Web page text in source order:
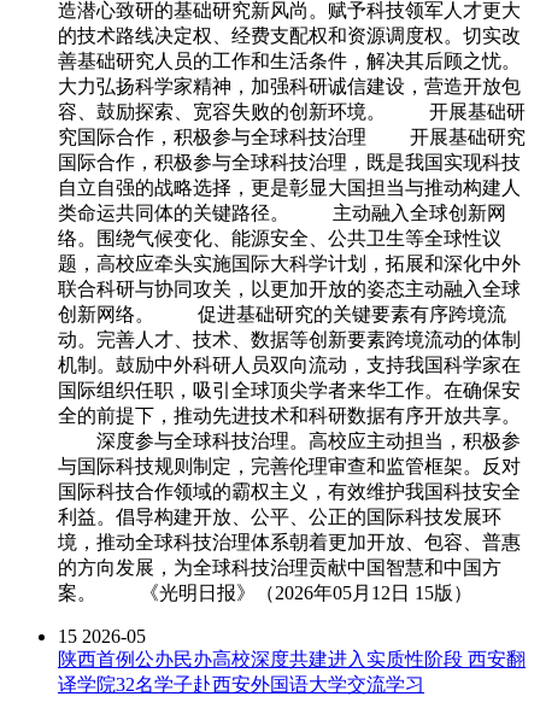
造潜心致研的基础研究新风尚。赋予科技领军人才更大
的技术路线决定权、经费支配权和资源调度权。切实改
善基础研究人员的工作和生活条件，解决其后顾之忧。
大力弘扬科学家精神，加强科研诚信建设，营造开放包
容、鼓励探索、宽容失败的创新环境。 开展基础研
究国际合作，积极参与全球科技治理 开展基础研究
国际合作，积极参与全球科技治理，既是我国实现科技
自立自强的战略选择，更是彰显大国担当与推动构建人
类命运共同体的关键路径。 主动融入全球创新网
络。围绕气候变化、能源安全、公共卫生等全球性议
题，高校应牵头实施国际大科学计划，拓展和深化中外
联合科研与协同攻关，以更加开放的姿态主动融入全球
创新网络。 促进基础研究的关键要素有序跨境流
动。完善人才、技术、数据等创新要素跨境流动的体制
机制。鼓励中外科研人员双向流动，支持我国科学家在
国际组织任职，吸引全球顶尖学者来华工作。在确保安
全的前提下，推动先进技术和科研数据有序开放共享。
深度参与全球科技治理。高校应主动担当，积极参
与国际科技规则制定，完善伦理审查和监管框架。反对
国际科技合作领域的霸权主义，有效维护我国科技安全
利益。倡导构建开放、公平、公正的国际科技发展环
境，推动全球科技治理体系朝着更加开放、包容、普惠
的方向发展，为全球科技治理贡献中国智慧和中国方
案。 《光明日报》（2026年05月12日 15版）
15 2026-05
陕西首例公办民办高校深度共建进入实质性阶段 西安翻
译学院32名学子赴西安外国语大学交流学习